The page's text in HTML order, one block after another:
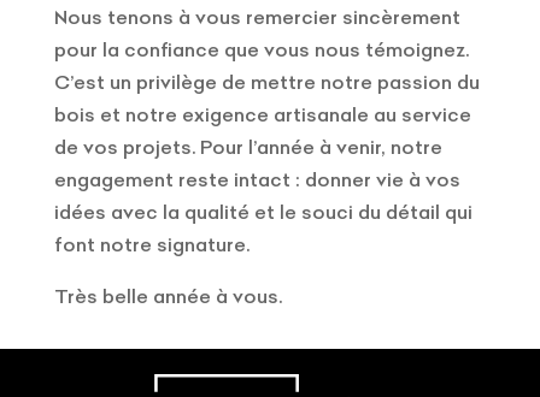
Nous tenons à vous remercier sincèrement
pour la confiance que vous nous témoignez.
C’est un privilège de mettre notre passion du
bois et notre exigence artisanale au service
de vos projets. Pour l’année à venir, notre
engagement reste intact : donner vie à vos
idées avec la qualité et le souci du détail qui
font notre signature.
Très belle année à vous.